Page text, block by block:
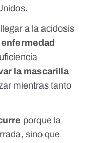
a la acidosis
la mascarilla
mientras tanto
porque la
sino que